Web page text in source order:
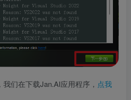
们在下载Jan.AI应用程序， 点我